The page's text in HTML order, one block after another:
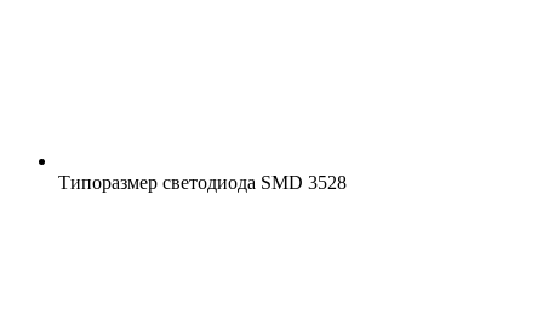
Типоразмер светодиода SMD 3528